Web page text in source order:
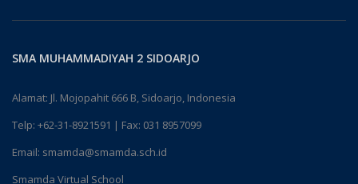
SMA MUHAMMADIYAH 2 SIDOARJO
Alamat: Jl. Mojopahit 666 B, Sidoarjo, Indonesia
Telp: +62-31-8921591 | Fax: 031 8957099
Email: smamda@smamda.sch.id
Smamda Virtual School